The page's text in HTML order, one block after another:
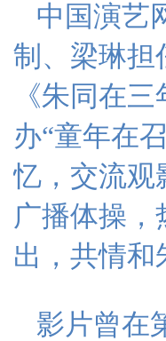
中国演艺
制、梁琳担
《朱同在
办“童年在
忆，交流观
广播体操
出，共情和
影片曾在